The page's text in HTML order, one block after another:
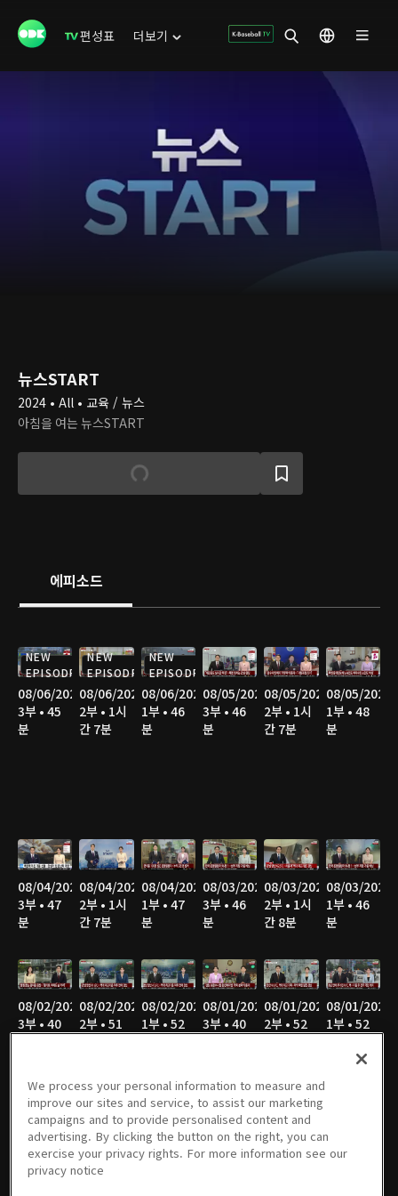
편성표 더보기
뉴스START
2024 • All • 교육 / 뉴스
아침을 여는 뉴스START
에피소드
NEW
EPISODE
08/06/2026
3부 • 45
분
NEW
EPISODE
08/06/2026
2부 • 1시
간 7분
NEW
EPISODE
08/06/2026
1부 • 46
분
08/05/2026
3부 • 46
분
08/05/2026
2부 • 1시
간 7분
08/05/2026
1부 • 48
분
08/04/2026
3부 • 47
분
08/04/2026
2부 • 1시
간 7분
08/04/2026
1부 • 47
분
08/03/2026
3부 • 46
분
08/03/2026
2부 • 1시
간 8분
08/03/2026
1부 • 46
분
08/02/2026
3부 • 40
08/02/2026
2부 • 51
08/02/2026
1부 • 52
08/01/2026
3부 • 40
08/01/2026
2부 • 52
08/01/2026
1부 • 52
07/31/2026
3부 • 45
분
07/31/2026
2부 • 1시
간 7분
07/31/2026
1부 • 46
분
07/30/2026
3부 • 45
분
07/30/2026
2부 • 1시
간 7분
1부 • 46
분
We process your personal information to measure and
improve our sites and service, to assist our marketing
campaigns and to provide personalised content and
advertising. By clicking the button on the right, you can
exercise your privacy rights. For more information see our
privacy notice